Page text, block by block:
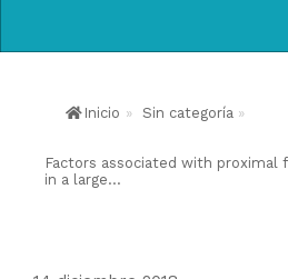
Inicio » Sin categoría »
Factors associated with
in a large...